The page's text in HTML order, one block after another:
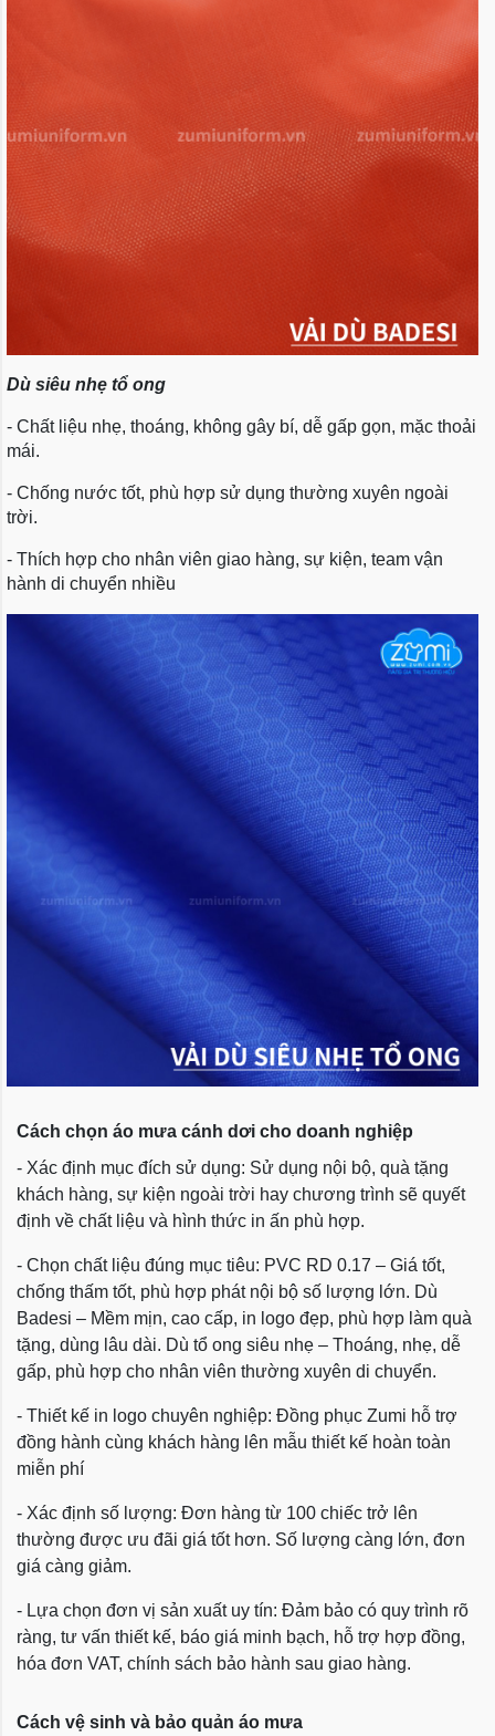
Dù siêu nhẹ tổ ong
- Chất liệu nhẹ, thoáng, không gây bí, dễ gấp gọn, mặc thoải
mái.
- Chống nước tốt, phù hợp sử dụng thường xuyên ngoài
trời.
- Thích hợp cho nhân viên giao hàng, sự kiện, team vận
hành di chuyển nhiều
Cách chọn áo mưa cánh dơi cho doanh nghiệp
- Xác định mục đích sử dụng: Sử dụng nội bộ, quà tặng
khách hàng, sự kiện ngoài trời hay chương trình sẽ quyết
định về chất liệu và hình thức in ấn phù hợp.
- Chọn chất liệu đúng mục tiêu: PVC RD 0.17 – Giá tốt,
chống thấm tốt, phù hợp phát nội bộ số lượng lớn. Dù
Badesi – Mềm mịn, cao cấp, in logo đẹp, phù hợp làm quà
tặng, dùng lâu dài. Dù tổ ong siêu nhẹ – Thoáng, nhẹ, dễ
gấp, phù hợp cho nhân viên thường xuyên di chuyển.
- Thiết kế in logo chuyên nghiệp: Đồng phục Zumi hỗ trợ
đồng hành cùng khách hàng lên mẫu thiết kế hoàn toàn
miễn phí
- Xác định số lượng: Đơn hàng từ 100 chiếc trở lên
thường được ưu đãi giá tốt hơn. Số lượng càng lớn, đơn
giá càng giảm.
- Lựa chọn đơn vị sản xuất uy tín: Đảm bảo có quy trình rõ
ràng, tư vấn thiết kế, báo giá minh bạch, hỗ trợ hợp đồng,
hóa đơn VAT, chính sách bảo hành sau giao hàng.
Cách vệ sinh và bảo quản áo mưa